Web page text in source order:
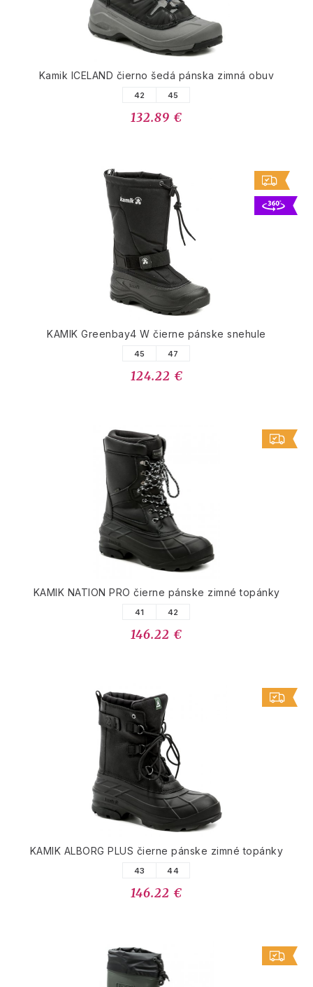
Kamik ICELAND čierno šedá pánska zimná obuv
42 45
132.89 €
KAMIK Greenbay4 W čierne pánske snehule
45 47
124.22 €
KAMIK NATION PRO čierne pánske zimné topánky
41 42
146.22 €
KAMIK ALBORG PLUS čierne pánske zimné topánky
43 44
146.22 €